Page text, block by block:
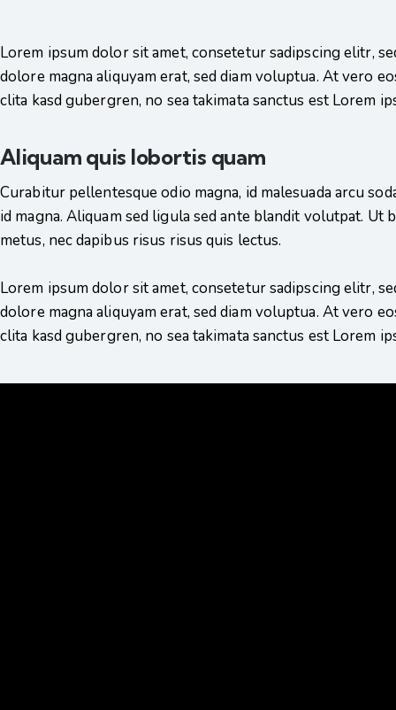
Lorem ipsum dolor sit amet, consetetur sadipscing elitr,
dolore magna aliquyam erat, sed diam voluptua. At vero
clita kasd gubergren, no sea takimata sanctus est Lorem
Aliquam quis lobortis quam
Curabitur pellentesque odio magna, id malesuada arcu
id magna. Aliquam sed ligula sed ante blandit volutpat.
metus, nec dapibus risus risus quis lectus.
Lorem ipsum dolor sit amet, consetetur sadipscing elitr,
dolore magna aliquyam erat, sed diam voluptua. At vero
clita kasd gubergren, no sea takimata sanctus est Lorem